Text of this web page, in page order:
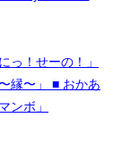
っ！せーの！」
縁〜」 ■ おかあ
ンボ」